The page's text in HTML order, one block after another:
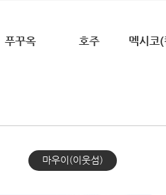
푸꾸옥 호주 멕시코
마우이(이웃섬)